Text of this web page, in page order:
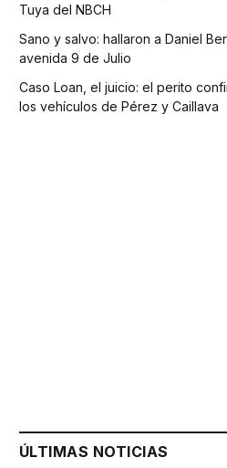
Tuya del NBCH
Sano y salvo: hallaron a Daniel
avenida 9 de Julio
Caso Loan, el juicio: el perito
los vehículos de Pérez y Caillava
ÚLTIMAS NOTICIAS